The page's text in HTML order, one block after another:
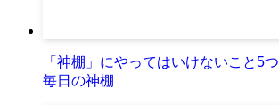
「神棚」にやってはいけないこと5つ
毎日の神棚